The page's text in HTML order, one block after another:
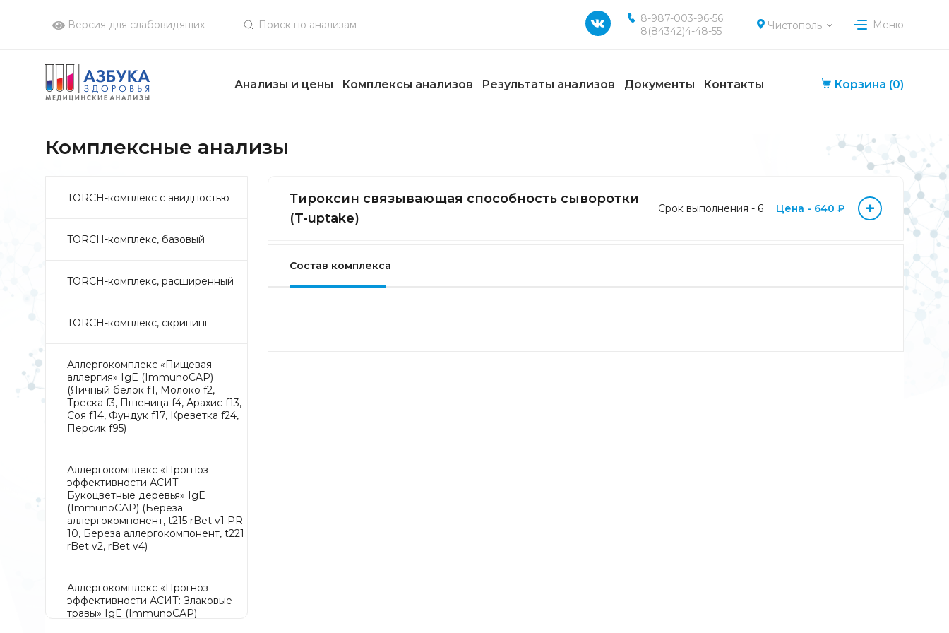
Версия для слабовидящих
8-987-003-96-56;
8(84342)4-48-55
Чистополь Меню
Анализы и цены Комплексы анализов Результаты анализов Документы Контакты Корзина (0)
Комплексные анализы
TORCH-комплекс с авидностью
TORCH-комплекс, базовый
TORCH-комплекс, расширенный
TORCH-комплекс, скрининг
Аллергокомплекс «Пищевая
аллергия» IgE (ImmunoCAP)
(Яичный белок f1, Молоко f2,
Треска f3, Пшеница f4, Арахис f13,
Соя f14, Фундук f17, Креветка f24,
Персик f95)
Аллергокомплекс «Прогноз
эффективности АСИТ
Букоцветные деревья» IgE
(ImmunoCAP) (Береза
аллергокомпонент, t215 rBet v1 PR-
10, Береза аллергокомпонент, t221
rBet v2, rBet v4)
Аллергокомплекс «Прогноз
эффективности АСИТ: Злаковые
травы» IgE (ImmunoCAP)
Тироксин связывающая способность сыворотки
(T-uptake)
Срок выполнения - 6 Цена - 640 ₽ +
Состав комплекса